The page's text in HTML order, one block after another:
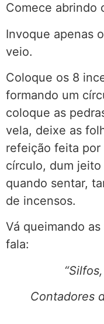
Comece abrindo
Invoque apenas
veio.
Coloque os 8
formando um
coloque as
vela, deixe as
refeição feita
círculo, dum
quando sentar,
de incensos.
Vá queimando
fala:
Contadores